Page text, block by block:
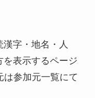
字・地名・人
表示するページ
は参加元一覧にて